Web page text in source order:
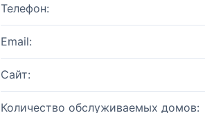
Телефон:
Email:
Сайт:
Количество обслуживаемых домов: